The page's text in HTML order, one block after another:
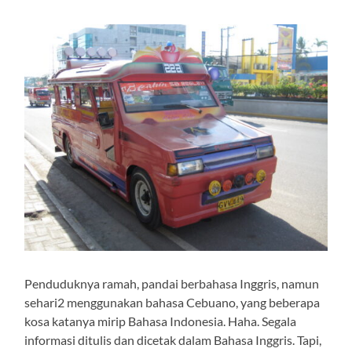
Penduduknya ramah, pandai berbahasa Inggris, namun
sehari2 menggunakan bahasa Cebuano, yang beberapa
kosa katanya mirip Bahasa Indonesia. Haha. Segala
informasi ditulis dan dicetak dalam Bahasa Inggris. Tapi,